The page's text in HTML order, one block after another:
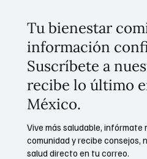
Tu bienestar
información
Suscríbete a
recibe lo último
México.
Vive más saludable, infórmate
comunidad y recibe consejos,
salud directo en tu correo.